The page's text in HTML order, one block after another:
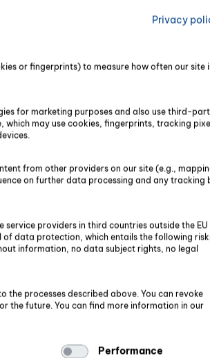
KStG
mit
eine
zum Beispiel
Personen.
Die
Auswahl
nachdem,
werden sollen.
Privacy
or fingerprints) to measure how often our site
for marketing purposes and also use third-
which may use cookies, fingerprints, tracking
from other providers on our site (e.g.,
on further data processing and any tracking
service providers in third countries outside the EU
of data protection, which entails the following
information, no data subject rights, no legal
the processes described above. You can revoke
the future. You can find more information in our
Performance